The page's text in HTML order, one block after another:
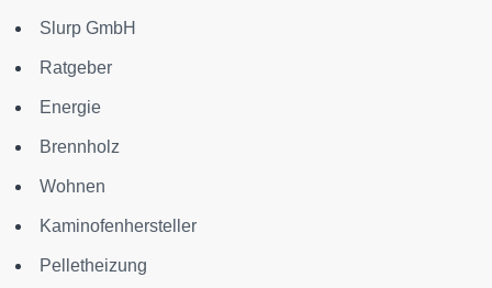
Slurp GmbH
Ratgeber
Energie
Brennholz
Wohnen
Kaminofenhersteller
Pelletheizung